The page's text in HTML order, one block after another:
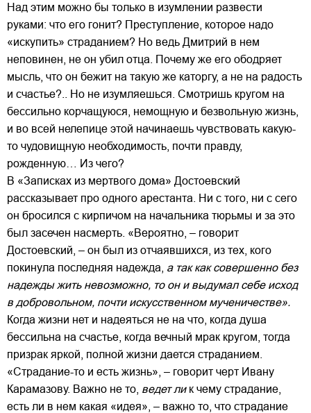
Над этим можно бы только в изумлении развести
руками: что его гонит? Преступление, которое надо
«искупить» страданием? Но ведь Дмитрий в нем
неповинен, не он убил отца. Почему же его ободряет
мысль, что он бежит на такую же каторгу, а не на радость
и счастье?.. Но не изумляешься. Смотришь кругом на
бессильно корчащуюся, немощную и безвольную жизнь,
и во всей нелепице этой начинаешь чувствовать какую-
то чудовищную необходимость, почти правду,
рожденную… Из чего?
В «Записках из мертвого дома» Достоевский
рассказывает про одного арестанта. Ни с того, ни с сего
он бросился с кирпичом на начальника тюрьмы и за это
был засечен насмерть. «Вероятно, – говорит
Достоевский, – он был из отчаявшихся, из тех, кого
покинула последняя надежда, а так как совершенно без
надежды жить невозможно, то он и выдумал себе исход
в добровольном, почти искусственном мученичестве».
Когда жизни нет и надеяться не на что, когда душа
бессильна на счастье, когда вечный мрак кругом, тогда
призрак яркой, полной жизни дается страданием.
«Страдание-то и есть жизнь», – говорит черт Ивану
Карамазову. Важно не то, ведет лик чему страдание,
есть ли в нем какая «идея», – важно то, что страдание